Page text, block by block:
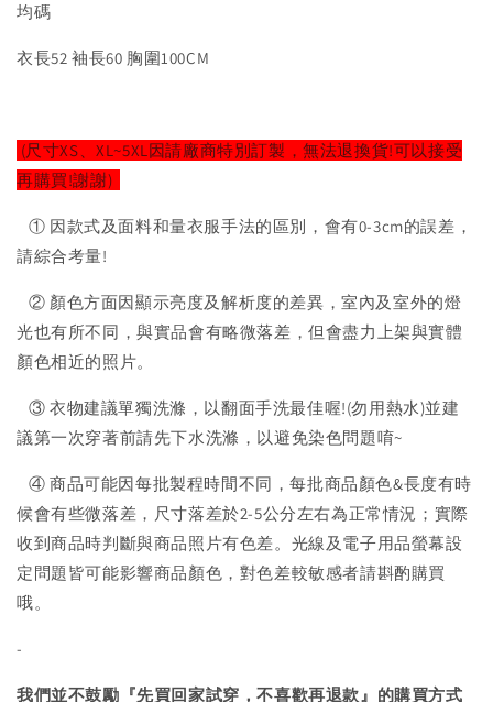
均碼
衣長52 袖長60 胸圍100CM
(尺寸XS、XL~5XL因請廠商特別訂製，無法退換貨!可以接受
再購買!謝謝)
① 因款式及面料和量衣服手法的區別，會有0-3cm的誤差，
請綜合考量!
② 顏色方面因顯示亮度及解析度的差異，室內及室外的燈
光也有所不同，與實品會有略微落差，但會盡力上架與實體
顏色相近的照片。
③ 衣物建議單獨洗滌，以翻面手洗最佳喔!(勿用熱水)並建
議第一次穿著前請先下水洗滌，以避免染色問題唷~
④ 商品可能因每批製程時間不同，每批商品顏色&長度有時
候會有些微落差，尺寸落差於2-5公分左右為正常情況；實際
收到商品時判斷與商品照片有色差。光線及電子用品螢幕設
定問題皆可能影響商品顏色，對色差較敏感者請斟酌購買
哦。
-
我們並不鼓勵『先買回家試穿，不喜歡再退款』的購買方式